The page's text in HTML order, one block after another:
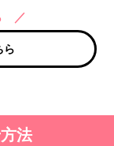
／
ら
法